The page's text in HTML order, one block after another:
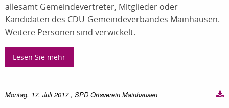
allesamt Gemeindevertreter, Mitglieder oder
Kandidaten des CDU-Gemeindeverbandes Mainhausen.
Weitere Personen sind verwickelt.
Lesen Sie mehr
Montag, 17. Juli 2017 , SPD Ortsverein Mainhausen